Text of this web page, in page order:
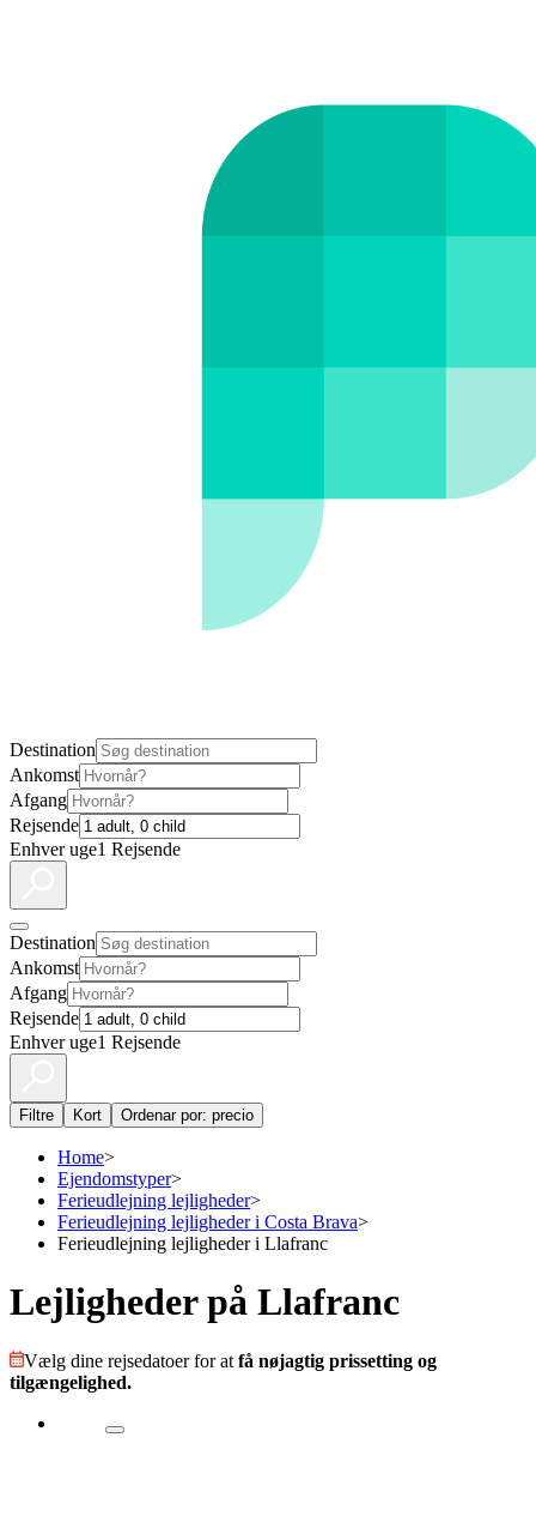
Destination
Ankomst
Afgang
Rejsende
Enhver uge1 Rejsende
Destination
Ankomst
Afgang
Rejsende
Enhver uge1 Rejsende
Filtre Kort Ordenar por: precio
Home>
Ejendomstyper>
Ferieudlejning lejligheder>
Ferieudlejning lejligheder i Costa Brava>
Ferieudlejning lejligheder i Llafranc
Lejligheder på Llafranc
Vælg dine rejsedatoer for at få nøjagtig prissetting og
tilgængelighed.